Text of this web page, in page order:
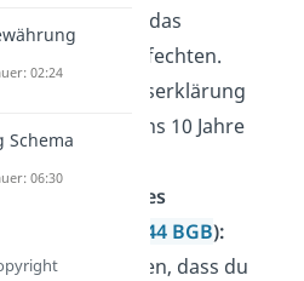
Zeit, das
anzufechten.
darf die Willenserklärung
wieder höchstens 10 Jahre
Bestätigung des
§ 144 BGB):
entscheiden, dass du
02:24
Schema
06:30